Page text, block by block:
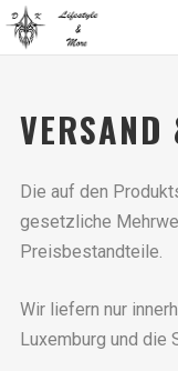
Über
Kontakt
VERSAND
Die auf den
gesetzliche
Preisbestandteile.
Wir liefern nur
Luxemburg und die